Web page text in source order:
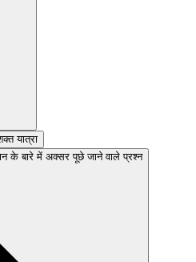
यात्रा
के बारे में अक्सर पूछे जाने वाले प्रश्न